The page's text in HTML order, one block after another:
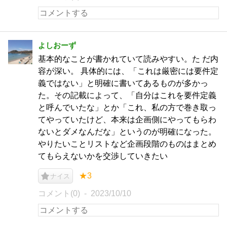
よしおーず
基本的なことが書かれていて読みやすい。た だ内
容が深い。 具体的には、「これは厳密には要件定
義ではない」と明確に書いてあるものが多かっ
た。その記載によって、「自分はこれを要件定義
と呼んでいたな」とか「これ、私の方で巻き取っ
てやっていたけど、本来は企画側にやってもらわ
ないとダメなんだな」というのが明確になった。
やりたいことリストなど企画段階のものはまとめ
てもらえないかを交渉していきたい
ナイス ★3
コメント(0) 2023/10/10